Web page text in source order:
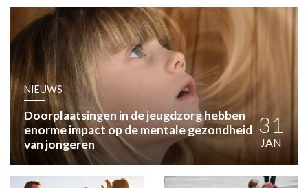
INLOGGEN
REGISTRATIE
NIEUWS
Doorplaatsingen in de jeugdzorg hebben
enorme impact op de mentale gezondheid
van jongeren
31
JAN